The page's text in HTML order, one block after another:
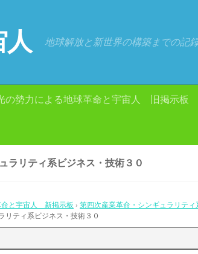
人 地球解放と新世界の構築までの記
の勢力による地球革命と宇宙人 旧掲示板
ラリティ系ビジネス・技術３０
命と宇宙人 新掲示板 › 第四次産業革命・シンギュラリティ
リティ系ビジネス・技術３０